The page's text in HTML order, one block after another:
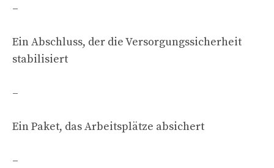
–
Ein Abschluss, der die Versorgungssicherheit
stabilisiert
–
Ein Paket, das Arbeitsplätze absichert
–